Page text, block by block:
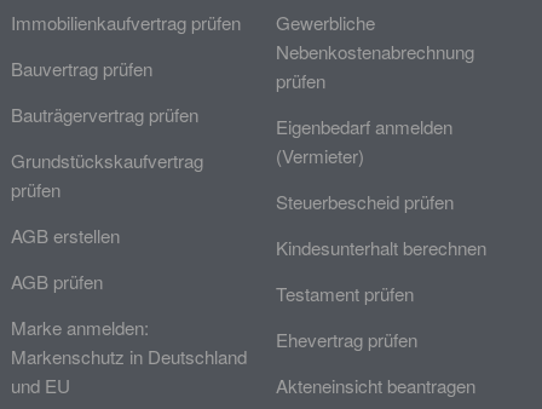
Immobilienkaufvertrag prüfen
Bauvertrag prüfen
Bauträgervertrag prüfen
Grundstückskaufvertrag
prüfen
AGB erstellen
AGB prüfen
Marke anmelden:
Markenschutz in Deutschland
und EU
Gewerbliche
Nebenkostenabrechnung
prüfen
Eigenbedarf anmelden
(Vermieter)
Steuerbescheid prüfen
Kindesunterhalt berechnen
Testament prüfen
Ehevertrag prüfen
Akteneinsicht beantragen